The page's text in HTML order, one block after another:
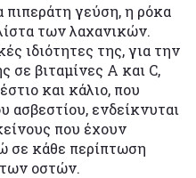
πιπεράτη γεύση, η ρόκα
των λαχανικών.
ιδιότητες της, για την
σε βιταμίνες Α και C,
και κάλιο, που
ασβεστίου, ενδείκνυται
που έχουν
σε κάθε περίπτωση
οστών.